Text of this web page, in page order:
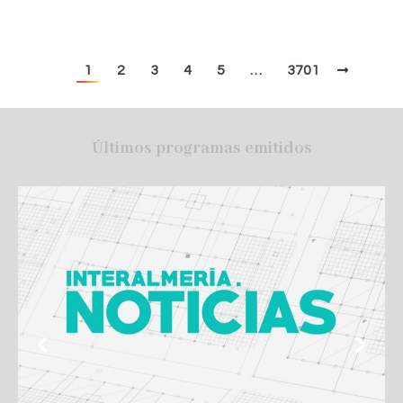
1 2 3 4 5 … 3701
Últimos programas emitidos